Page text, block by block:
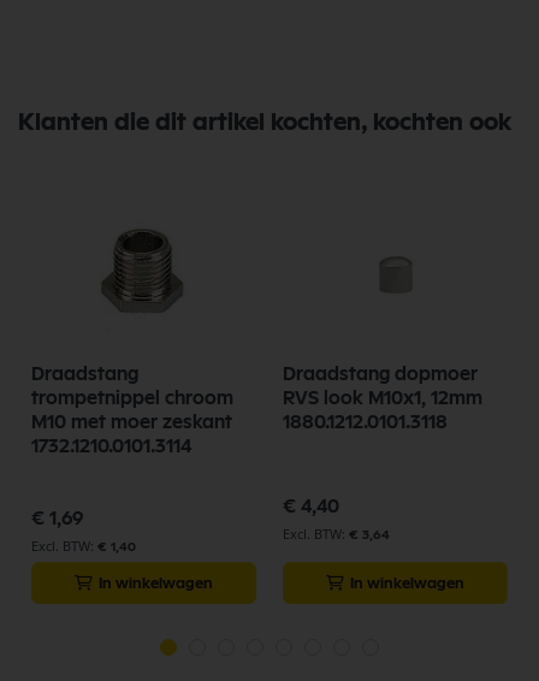
Klanten die dit artikel kochten, kochten ook
Draadstang
trompetnippel chroom
M10 met moer zeskant
1732.1210.0101.3114
€ 1,69
€ 1,40
In winkelwagen
Draadstang dopmoer
RVS look M10x1, 12mm
1880.1212.0101.3118
€ 4,40
€ 3,64
In winkelwagen